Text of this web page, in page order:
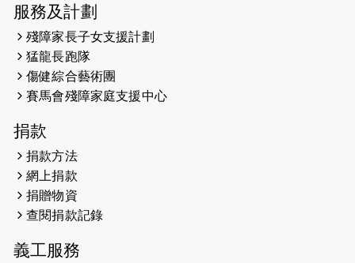
2026-05-14
（19:00開始）
2026-05-07
開始）
2026-04-30
2026-04-25
2026-04-24
2026-04-23
服務及計劃
殘障家長子女支援計劃
猛龍長跑隊
傷健綜合藝術團
賽馬會殘障家庭支援中心
捐款
捐款方法
網上捐款
捐贈物資
查閱捐款記錄
義工服務